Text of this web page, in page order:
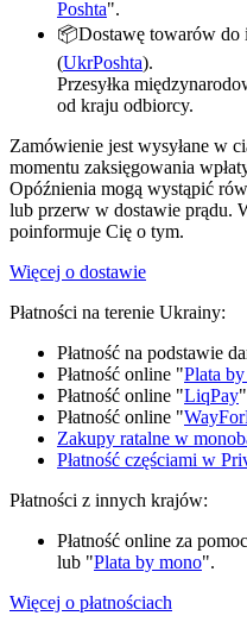
Poshta".
📦Dostawę towarów do
(UkrPoshta).
Przesyłka
od kraju odbiorcy.
Zamówienie jest wysyłane w
momentu zaksięgowania
Opóźnienia mogą wystąpić
lub przerw w dostawie prądu.
poinformuje Cię o tym.
Więcej o dostawie
Płatności na terenie Ukrainy:
Płatność na podstawie
Płatność online "Plata
Płatność online "LiqPay"
Płatność online "
Zakupy ratalne w
Płatność częściami w
Płatności z innych krajów:
Płatność online za
lub "Plata by mono".
Więcej o płatnościach